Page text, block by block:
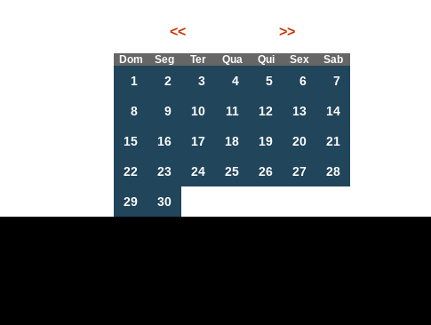
<< >>
Dom Seg Ter Qua Qui Sex Sab
1 2 3 4 5 6 7
8 9 10 11 12 13 14
15 16 17 18 19 20 21
22 23 24 25 26 27 28
29 30